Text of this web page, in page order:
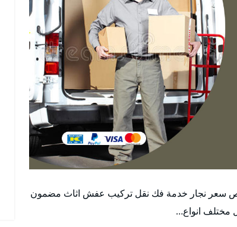
سعر نجار خدمة فك نقل تركيب عفش اثاث مضمون
مختلف انواع…